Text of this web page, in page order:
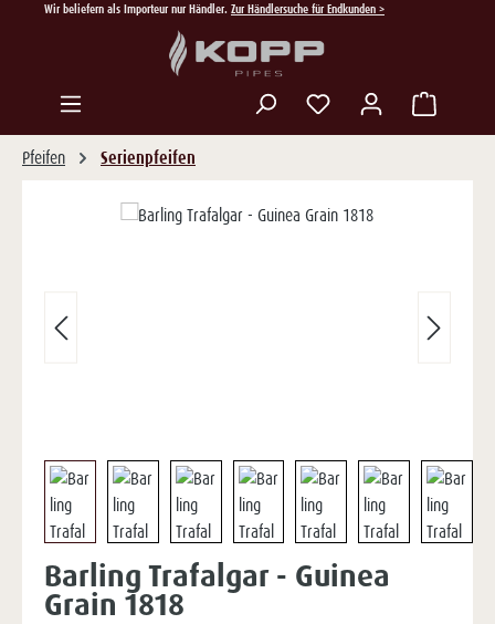
Zum Hauptinhalt springen
Wir beliefern als Importeur nur Händler. Zur Händlersuche für Endkunden >
Du hast 0 Produkte
Pfeifen Serienpfeifen
Bildergalerie überspringen
Barling Trafalgar - Guinea
Grain 1818